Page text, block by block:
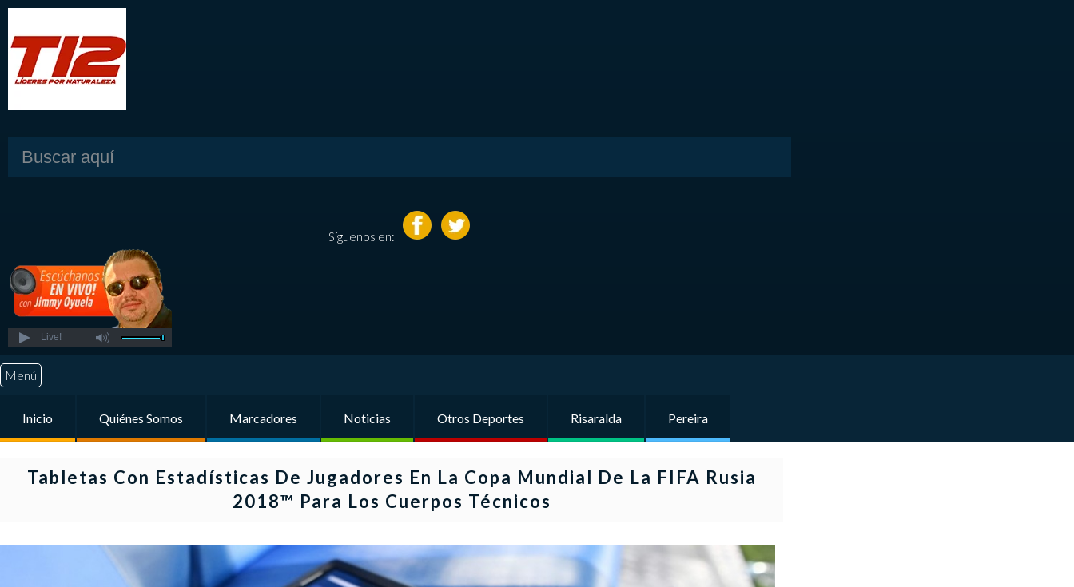
Síguenos en:
Live!
Menú
Inicio Quiénes Somos Marcadores Noticias Otros Deportes Risaralda Pereira
Tabletas Con Estadísticas De Jugadores En La Copa Mundial De La FIFA Rusia
2018™ Para Los Cuerpos Técnicos